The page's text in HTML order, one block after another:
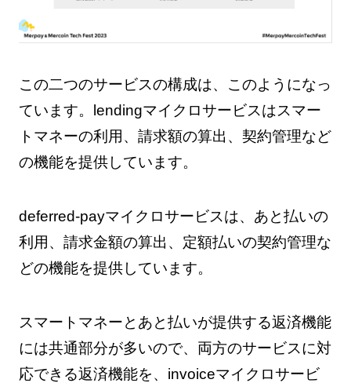
この二つのサービスの構成は、このようになっ
ています。lendingマイクロサービスはスマー
トマネーの利用、請求額の算出、契約管理など
の機能を提供しています。
deferred-payマイクロサービスは、あと払いの
利用、請求金額の算出、定額払いの契約管理な
どの機能を提供しています。
スマートマネーとあと払いが提供する返済機能
には共通部分が多いので、両方のサービスに対
応できる返済機能を、invoiceマイクロサービ